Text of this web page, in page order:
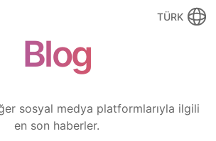
TÜRK
Blog
sosyal medya platformlarıyla ilgili
en son haberler.